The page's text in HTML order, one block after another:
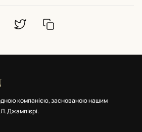
компанією, заснованою нашим
Джампієрі.